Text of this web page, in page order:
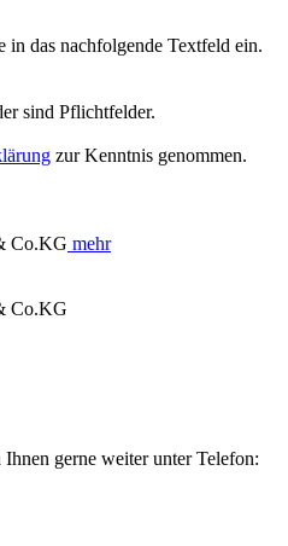
in das nachfolgende Textfeld ein.
sind Pflichtfelder.
zur Kenntnis genommen.
Co.KG mehr
Co.KG
gerne weiter unter Telefon: